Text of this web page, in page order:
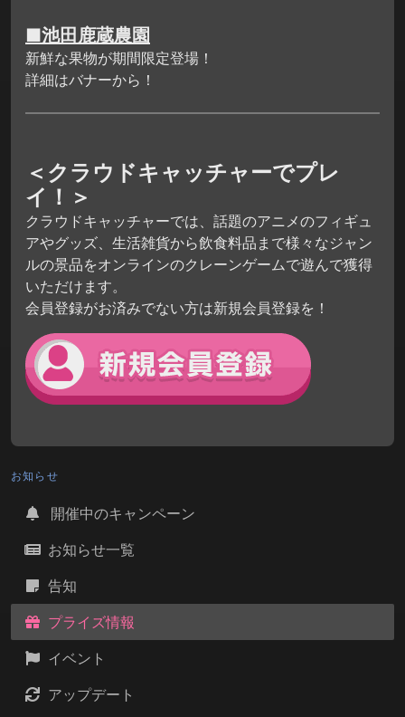
■池田鹿蔵農園
新鮮な果物が期間限定登場！
詳細はバナーから！
＜クラウドキャッチャーでプレ
イ！＞
クラウドキャッチャーでは、話題のアニメのフィギュ
アやグッズ、生活雑貨から飲食料品まで様々なジャン
ルの景品をオンラインのクレーンゲームで遊んで獲得
いただけます。
会員登録がお済みでない方は新規会員登録を！
お知らせ
開催中のキャンペーン
お知らせ一覧
告知
プライズ情報
イベント
アップデート